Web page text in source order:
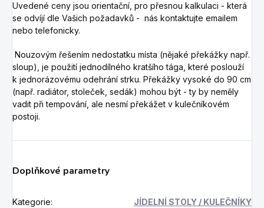
Uvedené ceny jsou orientační, pro přesnou kalkulaci - která
se odvíjí dle Vašich požadavků - nás kontaktujte emailem
nebo telefonicky.
Nouzovým řešením nedostatku místa (nějaké překážky např.
sloup), je použití jednodílného kratšího tága, které poslouží
k jednorázovému odehrání strku. Překážky vysoké do 90 cm
(např. radiátor, stoleček, sedák) mohou být - ty by neměly
vadit při tempování, ale nesmí překážet v kulečníkovém
postoji.
Doplňkové parametry
Kategorie: JÍDELNÍ STOLY / KULEČNÍKY